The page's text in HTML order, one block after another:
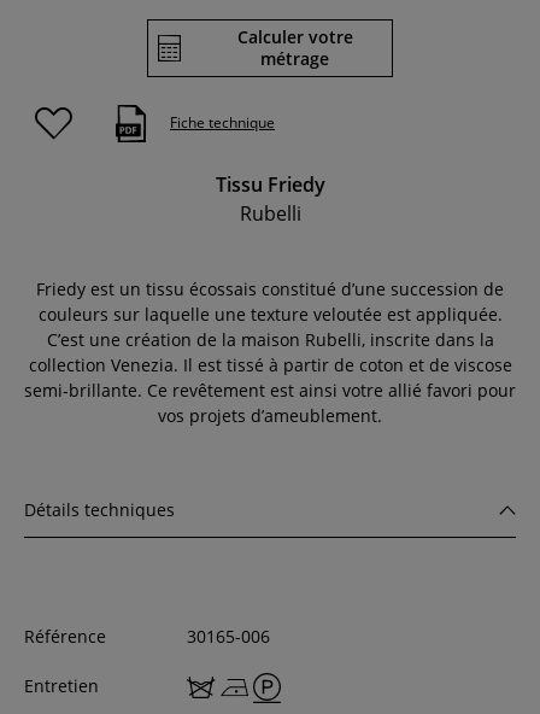
Calculer votre
métrage
Fiche technique
Tissu Friedy
Rubelli
Friedy est un tissu écossais constitué d’une succession de
couleurs sur laquelle une texture veloutée est appliquée.
C’est une création de la maison Rubelli, inscrite dans la
collection Venezia. Il est tissé à partir de coton et de viscose
semi-brillante. Ce revêtement est ainsi votre allié favori pour
vos projets d’ameublement.
Détails techniques
Référence 30165-006
Entretien